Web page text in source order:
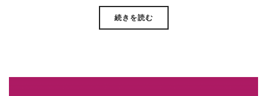
続きを読む